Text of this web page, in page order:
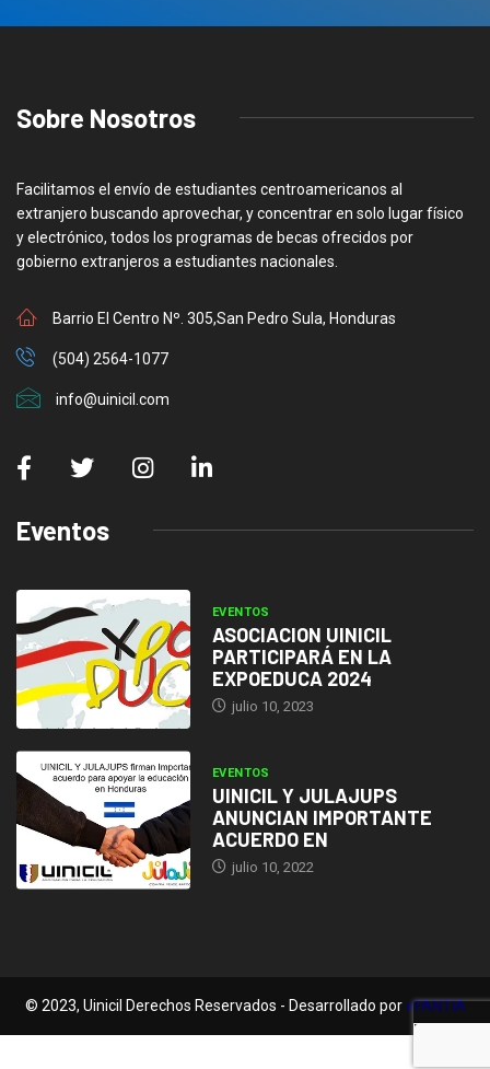
Sobre Nosotros
Facilitamos el envío de estudiantes centroamericanos al
extranjero buscando aprovechar, y concentrar en solo lugar físico
y electrónico, todos los programas de becas ofrecidos por
gobierno extranjeros a estudiantes nacionales.
Barrio El Centro Nº. 305,San Pedro Sula, Honduras
(504) 2564-1077
info@uinicil.com
Eventos
EVENTOS
ASOCIACION UINICIL
PARTICIPARÁ EN LA
EXPOEDUCA 2024
julio 10, 2023
EVENTOS
UINICIL Y JULAJUPS
ANUNCIAN IMPORTANTE
ACUERDO EN
julio 10, 2022
© 2023, Uinicil Derechos Reservados - Desarrollado por eFANTIA